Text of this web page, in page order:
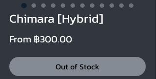
Chimara [Hybrid]
From ฿300.00Sale
Out of Stock